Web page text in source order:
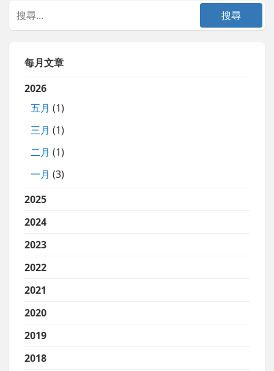
每月文章
2026
五月 (1)
三月 (1)
二月 (1)
一月 (3)
2025
2024
2023
2022
2021
2020
2019
2018